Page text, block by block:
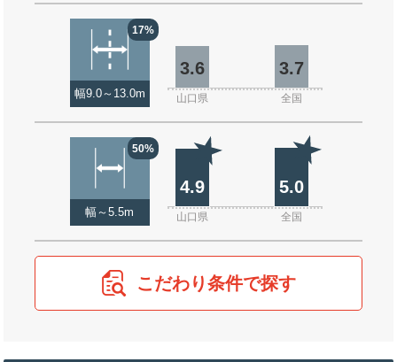
17%
幅9.0～13.0m
3.6 3.7
山口県 全国
50%
幅～5.5m
4.9 5.0
山口県 全国
こだわり条件で探す